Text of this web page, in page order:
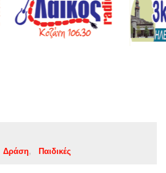
Δράση Παιδικές